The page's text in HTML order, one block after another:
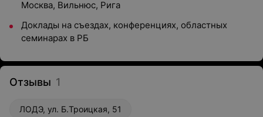
Москва, Вильнюс, Рига
Доклады на съездах, конференциях, областных
семинарах в РБ
Отзывы 1
ЛОДЭ, ул. Б.Троицкая, 51